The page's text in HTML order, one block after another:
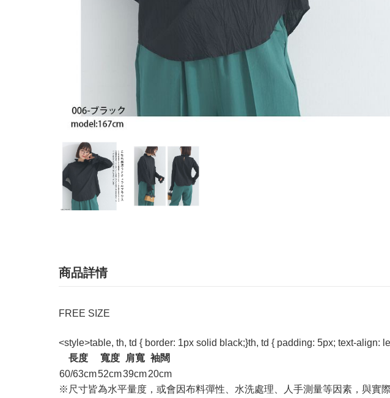
商品詳情
FREE SIZE
<style>table, th, td { border: 1px solid black;}th, td { padding: 5px; text-align:
長度
寬度 肩寬 袖闊
60/63cm52cm39cm20cm
※尺寸皆為水平量度，或會因布料彈性、水洗處理、人手測量等因素，與實